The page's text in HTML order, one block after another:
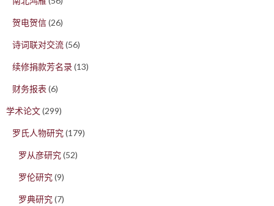
贺电贺信(26)
诗词联对交流(56)
续修捐款芳名录(13)
财务报表 (6)
学术论文(299)
罗氏人物研究(179)
罗从彦研究(52)
罗伦研究(9)
罗典研究(7)